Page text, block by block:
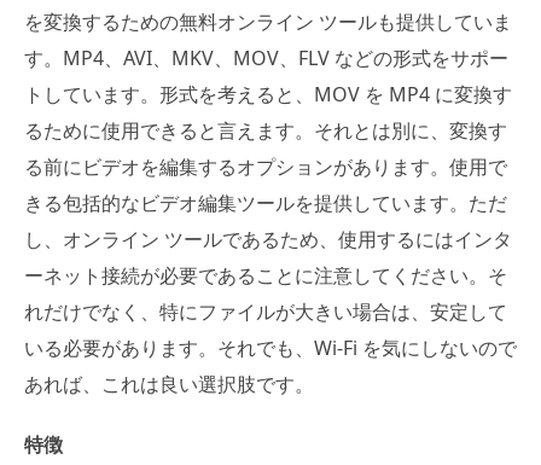
を変換するための無料オンライン ツールも提供していま
す。MP4、AVI、MKV、MOV、FLV などの形式をサポー
トしています。形式を考えると、MOV を MP4 に変換す
るために使用できると言えます。それとは別に、変換す
る前にビデオを編集するオプションがあります。使用で
きる包括的なビデオ編集ツールを提供しています。ただ
し、オンライン ツールであるため、使用するにはインタ
ーネット接続が必要であることに注意してください。そ
れだけでなく、特にファイルが大きい場合は、安定して
いる必要があります。それでも、Wi-Fi を気にしないので
あれば、これは良い選択肢です。
特徴